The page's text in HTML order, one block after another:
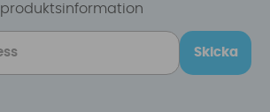
produktsinformation
Skicka